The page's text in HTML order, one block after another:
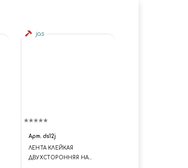
jas
Арт. ds12j
ЛЕНТА КЛЕЙКАЯ
ДВУХСТОРОННЯЯ НА